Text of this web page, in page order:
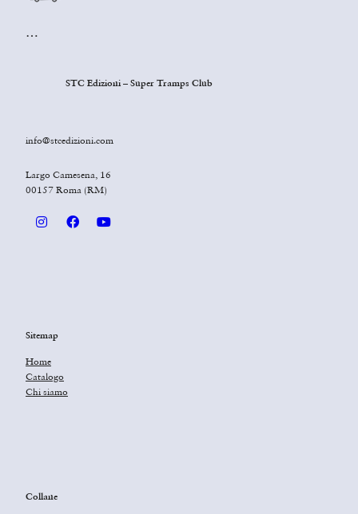
…
STC Edizioni – Super Tramps Club
info@stcedizioni.com
Largo Camesena, 16
00157 Roma (RM)
Sitemap
Home
Catalogo
Chi siamo
Collane